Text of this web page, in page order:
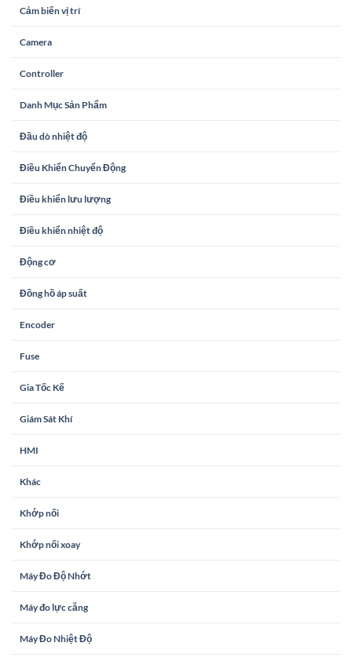
Cảm biến vị trí
Camera
Controller
Danh Mục Sản Phẩm
Đầu dò nhiệt độ
Điều Khiển Chuyển Động
Điều khiển lưu lượng
Điều khiển nhiệt độ
Động cơ
Đồng hồ áp suất
Encoder
Fuse
Gia Tốc Kế
Giám Sát Khí
HMI
Khác
Khớp nối
Khớp nối xoay
Máy Đo Độ Nhớt
Máy đo lực căng
Máy Đo Nhiệt Độ